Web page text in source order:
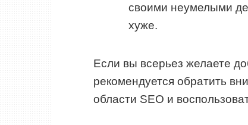
своими неумелыми
хуже.
Если вы всерьез желаете
рекомендуется обратить
области SEO и